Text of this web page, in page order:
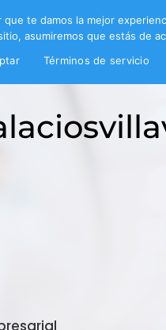
que te damos la mejor
asumiremos que estás de
Términos de servicio